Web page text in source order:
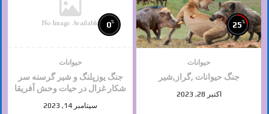
25%
حیوانات
جنگ حیوانات ,گراز,شیر
اکتبر 28, 2023
No Image Available 0%
حیوانات
جنگ یوزپلنگ و شیر گرسنه سر
شکار غزال در حیات وحش آفریقا
سپتامبر 14, 2023